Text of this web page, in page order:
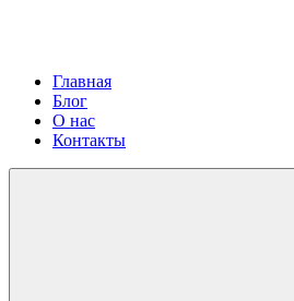
Главная
Блог
О нас
Контакты